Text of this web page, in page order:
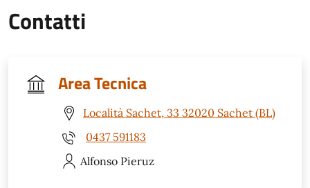
Contatti
Area Tecnica
Località Sachet, 33 32020 Sachet (BL)
0437 591183
Alfonso Pieruz